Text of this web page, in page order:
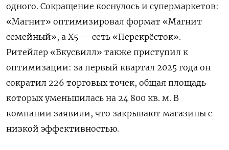
одного. Сокращение коснулось и супермаркетов:
«Магнит» оптимизировал формат «Магнит
семейный», а Х5 — сеть «Перекрёсток».
Ритейлер «Вкусвилл» также приступил к
оптимизации: за первый квартал 2025 года он
сократил 226 торговых точек, общая площадь
которых уменьшилась на 24 800 кв. м. В
компании заявили, что закрывают магазины с
низкой эффективностью.